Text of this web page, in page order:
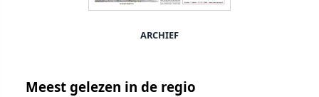
ARCHIEF
Meest gelezen in de regio